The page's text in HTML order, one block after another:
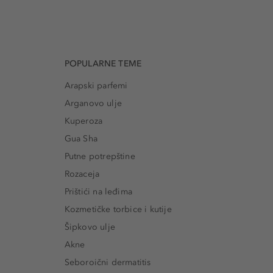
POPULARNE TEME
Arapski parfemi
Arganovo ulje
Kuperoza
Gua Sha
Putne potrepštine
Rozaceja
Prištići na leđima
Kozmetičke torbice i kutije
Šipkovo ulje
Akne
Seboroični dermatitis